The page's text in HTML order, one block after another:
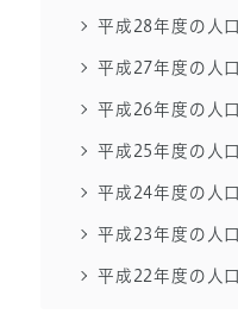
平成28年度の人口
平成27年度の人口
平成26年度の人口
平成25年度の人口
平成24年度の人口
平成23年度の人口
平成22年度の人口